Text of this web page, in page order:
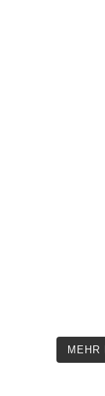
MEHR